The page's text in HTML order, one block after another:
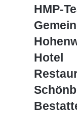
HMP-
HMP-
Gemeinde
Hotel
Schönblick
Hotel
Bestatter